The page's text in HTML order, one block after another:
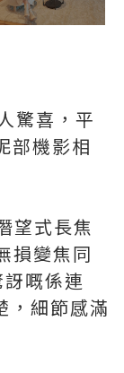
驚喜，平
部機影相
望式長焦
損變焦同
嘅係連
，細節感滿